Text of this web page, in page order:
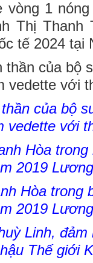
vòng 1
Thị Thanh
tế 2024 tại
của bộ
vedette với
Hòa trong
2019